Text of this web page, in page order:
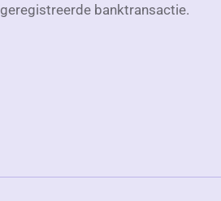
geregistreerde banktransactie.